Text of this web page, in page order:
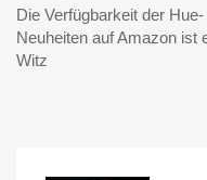
Die Verfügbarkeit der Hue-
Neuheiten auf Amazon ist
Witz